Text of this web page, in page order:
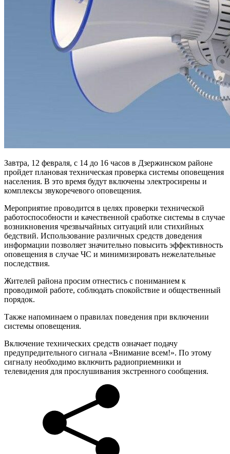
Завтра, 12 февраля, с 14 до 16 часов в Дзержинском районе
пройдет плановая техническая проверка системы оповещения
населения. В это время будут включены электросирены и
комплексы звукоречевого оповещения.
Мероприятие проводится в целях проверки технической
работоспособности и качественной сработке системы в случае
возникновения чрезвычайных ситуаций или стихийных
бедствий. Использование различных средств доведения
информации позволяет значительно повысить эффективность
оповещения в случае ЧС и минимизировать нежелательные
последствия.
Жителей района просим отнестись с пониманием к
проводимой работе, соблюдать спокойствие и общественный
порядок.
Также напоминаем о правилах поведения при включении
системы оповещения.
Включение технических средств означает подачу
предупредительного сигнала «Внимание всем!». По этому
сигналу необходимо включить радиоприемники и
телевидения для прослушивания экстренного сообщения.